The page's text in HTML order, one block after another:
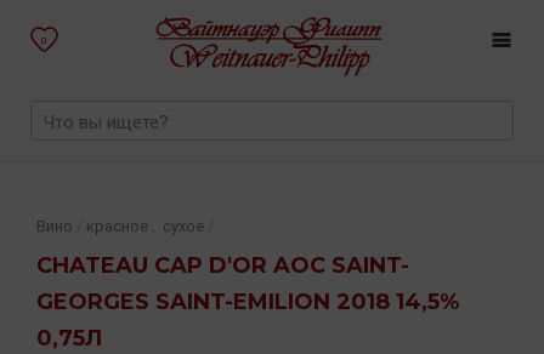
0
CHATEAU CAP D'OR AOC SAINT-
GEORGES SAINT-EMILION 2018 14,5%
0,75Л
Вино красное сухое